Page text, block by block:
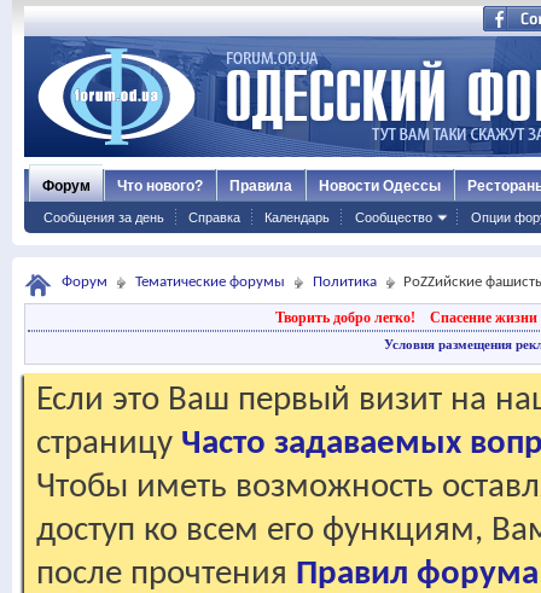
Форум
Сообщения за день Справка Календарь Сообщество Опции
Что нового? Правила Новости Одессы
Форум Тематические форумы Политика РоZZийские
Творить добро легко! Спасение жизни
Условия размещения
Если это Ваш первый визит на
страницу Часто задаваемых
Чтобы иметь возможность
доступ ко всем его функциям,
после прочтения Правил форума